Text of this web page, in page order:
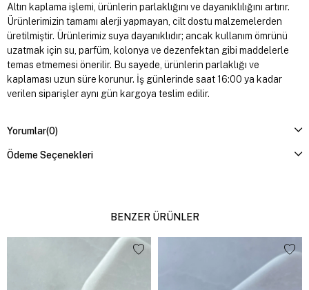
Altın kaplama işlemi, ürünlerin parlaklığını ve dayanıklılığını artırır.
Ürünlerimizin tamamı alerji yapmayan, cilt dostu malzemelerden
üretilmiştir. Ürünlerimiz suya dayanıklıdır; ancak kullanım ömrünü
uzatmak için su, parfüm, kolonya ve dezenfektan gibi maddelerle
temas etmemesi önerilir. Bu sayede, ürünlerin parlaklığı ve
kaplaması uzun süre korunur. İş günlerinde saat 16:00 ya kadar
verilen siparişler aynı gün kargoya teslim edilir.
Yorumlar(0)
Ödeme Seçenekleri
BENZER ÜRÜNLER